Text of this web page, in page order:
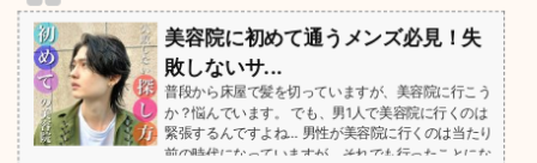
美容院に初めて通うメンズ必見！失
敗しないサ...
普段から床屋で髪を切っていますが、美容院に行こう
か？悩んでいます。 でも、男1人で美容院に行くのは
緊張するんですよね… 男性が美容院に行くのは当たり
前の時代になっていますが、それでも行ったことにな